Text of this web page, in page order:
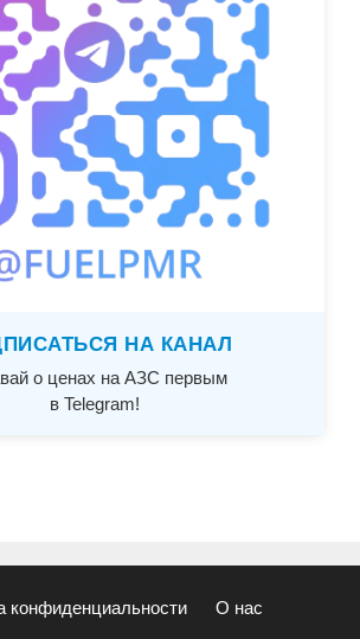
НА КАНАЛ
о ценах на АЗС первым
в Telegram!
конфиденциальности О нас